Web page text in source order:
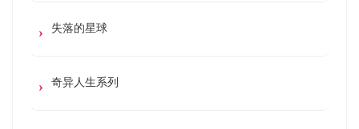
失落的星球
奇异人生系列